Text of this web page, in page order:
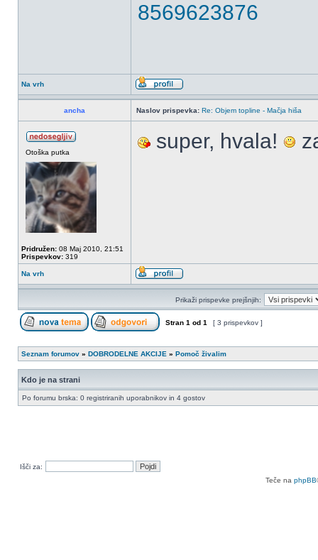
8569623876
Na vrh
ancha Naslov prispevka: Re: Objem topline - Mačja hiša
Otoška putka
Pridružen: 08 Maj 2010, 21:51
Prispevkov: 319
super, hvala!
Na vrh
Prikaži prispevke prejšnjih:
Stran 1 od 1 [ 3 prispevkov ]
Seznam forumov » DOBRODELNE AKCIJE » Pomoč živalim
Kdo je na strani
Po forumu brska: 0 registriranih uporabnikov in 4 gostov
Išči za:
Teče na phpBB